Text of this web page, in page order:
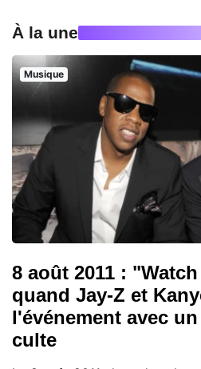
À la une
Musique
8 août 2011 :
quand Jay-Z et
l'événement avec
culte